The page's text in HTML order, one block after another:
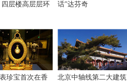
层楼高层层环
话”达芬奇
珍宝首次在香
北京中轴线第二大建筑